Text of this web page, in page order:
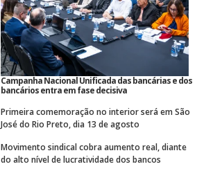
Campanha Nacional Unificada das bancárias e dos
bancários entra em fase decisiva
Primeira comemoração no interior será em São
José do Rio Preto, dia 13 de agosto
Movimento sindical cobra aumento real, diante
do alto nível de lucratividade dos bancos